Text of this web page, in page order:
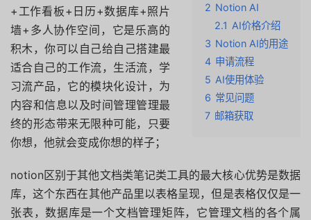
2 Notion AI
2.1 AI价格介绍
3 Notion AI的用途
4 申请流程
5 AI使用体验
6 常见问题
7 邮箱获取
+工作看板+日历+数据库+照片
墙+多人协作空间，它是乐高的
积木，你可以自己给自己搭建最
适合自己的工作流，生活流，学
习流产品，它的模块化设计，为
内容和信息以及时间管理管理最
终的形态带来无限种可能，只要
你想，他就会变成你想的样子；
notion区别于其他文档类笔记类工具的最大核心优势是数据
库，这个东西在其他产品里以表格呈现，但是表格仅仅是一
张表，数据库是一个文档管理矩阵，它管理文档的各个属